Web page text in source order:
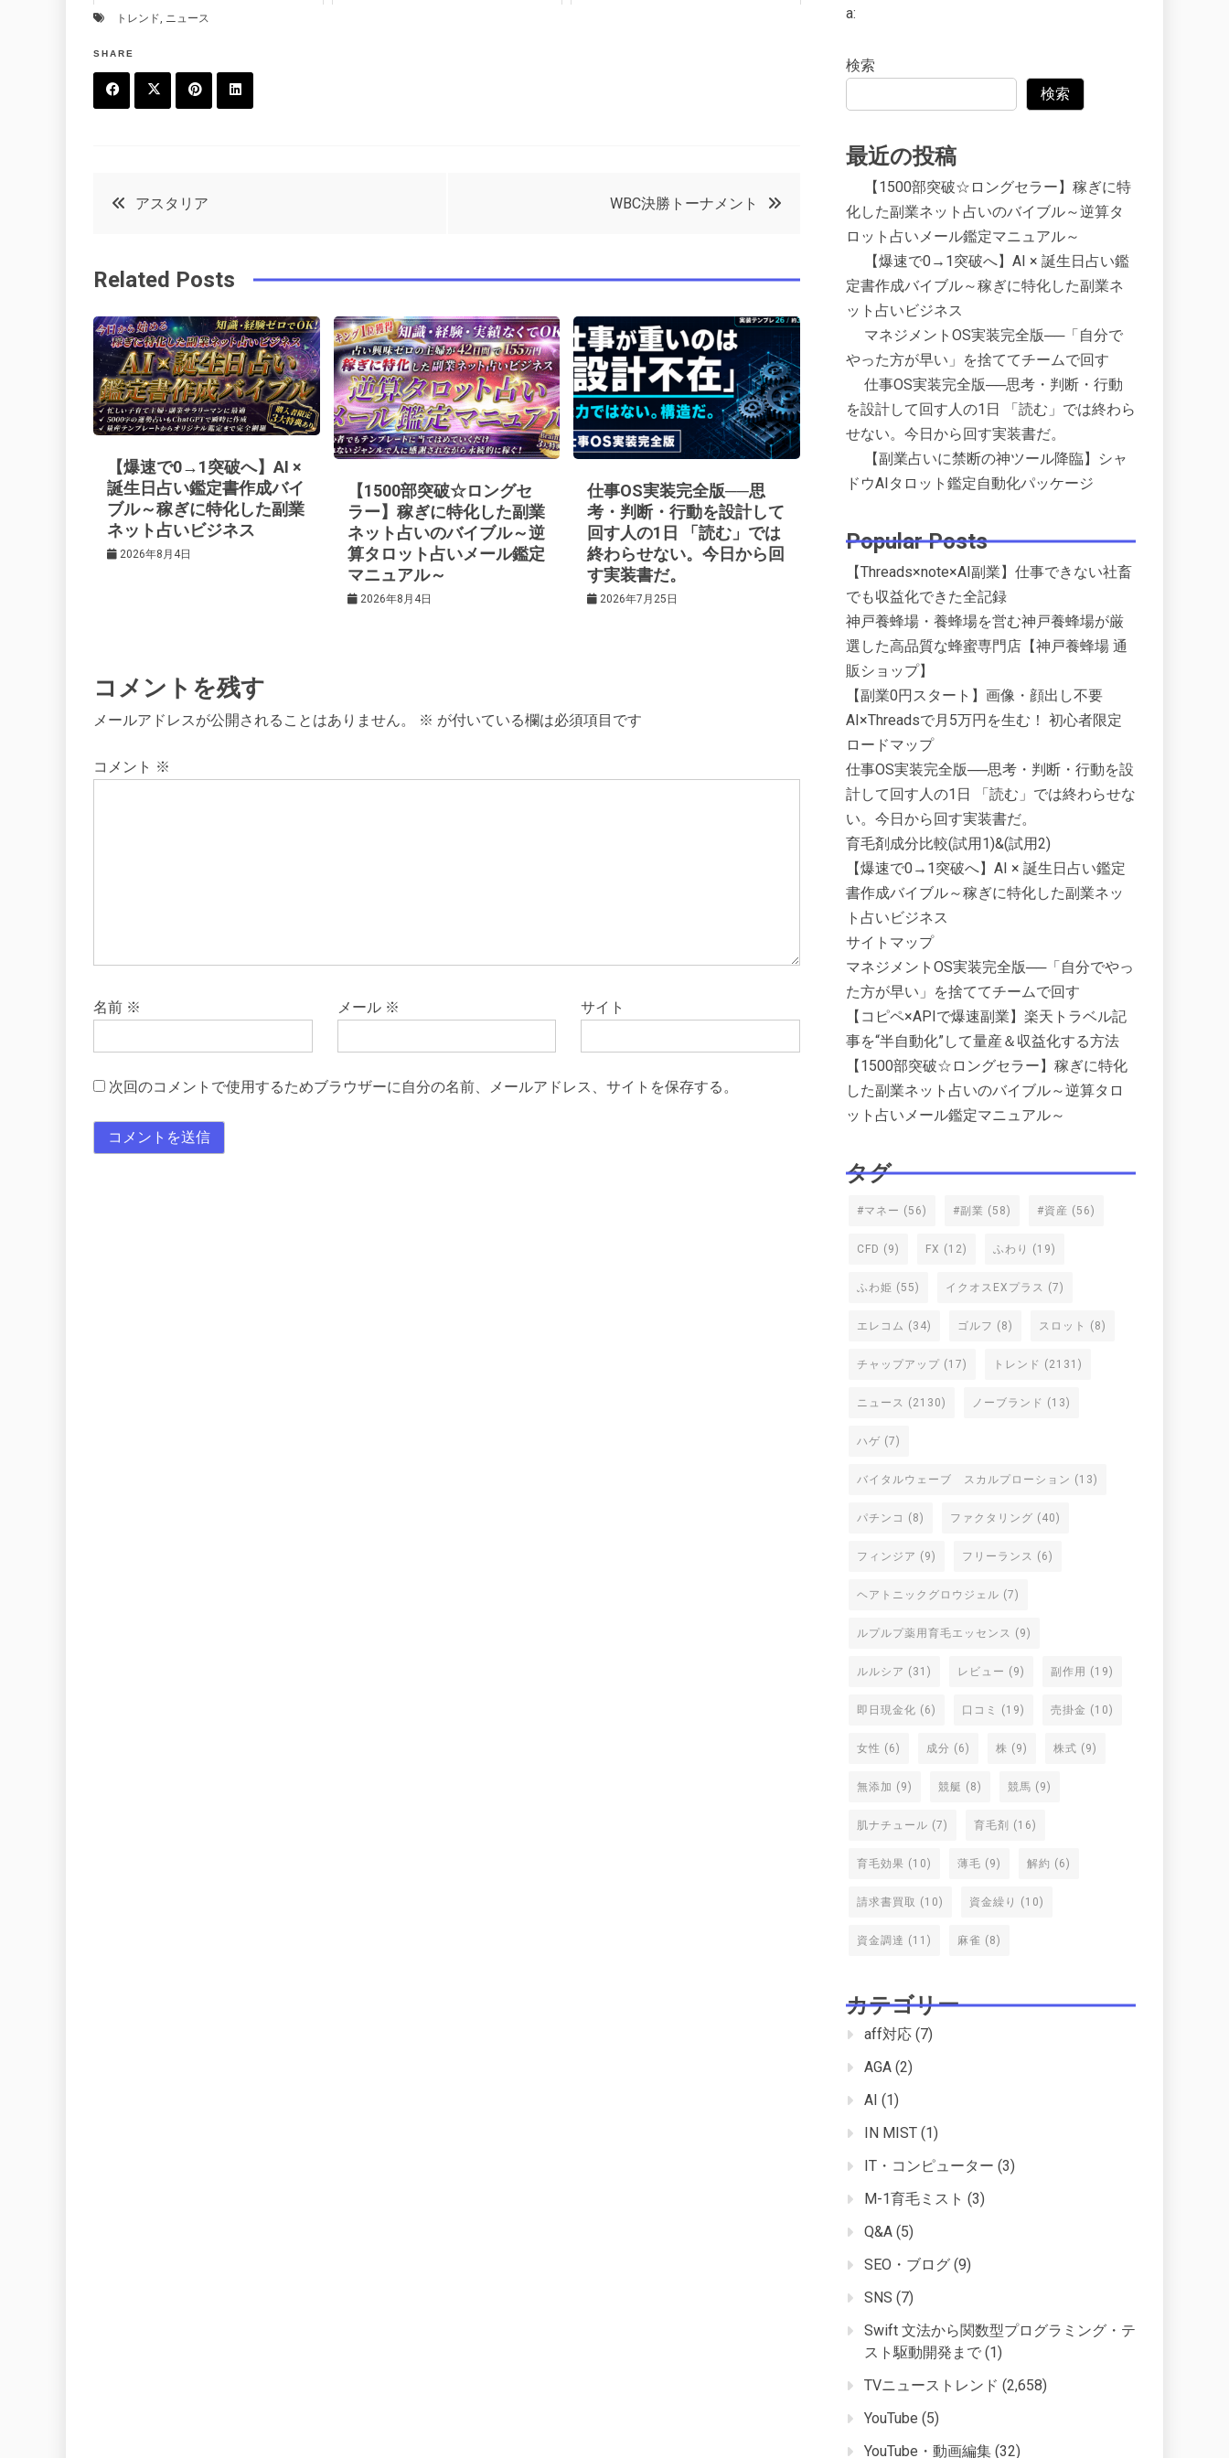
トレンド, ニュース
SHARE
o
k
t
r
e
e
t
in
投
ナ
ビ
ゲ
ー
シ
ョ
アスタリア WBC決勝トーナメント
Related Posts
【爆速で0→1突破へ】AI ×
誕生日占い鑑定書作成バイ
ブル～稼ぎに特化した副業
ネット占いビジネス
2026年8月4日
【1500部突破☆ロングセ
ラー】稼ぎに特化した副業
ネット占いのバイブル～逆
算タロット占いメール鑑定
マニュアル～
2026年8月4日
仕事OS実装完全版──思
考・判断・行動を設計して
回す人の1日 「読む」では
終わらせない。今日から回
す実装書だ。
2026年7月25日
コメントを残す
メールアドレスが公開されることはありません。 ※ が付いている欄は必須項目です
コメント ※
名前 ※ メール ※ サイト
次回のコメントで使用するためブラウザーに自分の名前、メールアドレス、サイトを保存する。
a:
検索
検索
最近の投稿
【1500部突破☆ロングセラー】稼ぎに特
化した副業ネット占いのバイブル～逆算タ
ロット占いメール鑑定マニュアル～
【爆速で0→1突破へ】AI × 誕生日占い鑑
定書作成バイブル～稼ぎに特化した副業ネ
ット占いビジネス
マネジメントOS実装完全版──「自分で
やった方が早い」を捨ててチームで回す
仕事OS実装完全版──思考・判断・行動
を設計して回す人の1日 「読む」では終わら
せない。今日から回す実装書だ。
【副業占いに禁断の神ツール降臨】シャ
ドウAIタロット鑑定自動化パッケージ
Popular Posts
【Threads×note×AI副業】仕事できない社畜
でも収益化できた全記録
神戸養蜂場・養蜂場を営む神戸養蜂場が厳
選した高品質な蜂蜜専門店【神戸養蜂場 通
販ショップ】
【副業0円スタート】画像・顔出し不要
AI×Threadsで月5万円を生む！ 初心者限定
ロードマップ
仕事OS実装完全版──思考・判断・行動を設
計して回す人の1日 「読む」では終わらせな
い。今日から回す実装書だ。
育毛剤成分比較(試用1)&(試用2)
【爆速で0→1突破へ】AI × 誕生日占い鑑定
書作成バイブル～稼ぎに特化した副業ネッ
ト占いビジネス
サイトマップ
マネジメントOS実装完全版──「自分でやっ
た方が早い」を捨ててチームで回す
【コピペ×APIで爆速副業】楽天トラベル記
事を“半自動化”して量産＆収益化する方法
【1500部突破☆ロングセラー】稼ぎに特化
した副業ネット占いのバイブル～逆算タロ
ット占いメール鑑定マニュアル～
タグ
#マネー (56) #副業 (58) #資産 (56)
CFD (9) FX (12) ふわり (19)
ふわ姫 (55) イクオスEXプラス (7)
エレコム (34) ゴルフ (8) スロット (8)
チャップアップ (17) トレンド (2131)
ニュース (2130) ノーブランド (13)
ハゲ (7)
バイタルウェーブ スカルプローション (13)
パチンコ (8) ファクタリング (40)
フィンジア (9) フリーランス (6)
ヘアトニックグロウジェル (7)
ルプルプ薬用育毛エッセンス (9)
ルルシア (31) レビュー (9) 副作用 (19)
即日現金化 (6) 口コミ (19) 売掛金 (10)
女性 (6) 成分 (6) 株 (9) 株式 (9)
無添加 (9) 競艇 (8) 競馬 (9)
肌ナチュール (7) 育毛剤 (16)
育毛効果 (10) 薄毛 (9) 解約 (6)
請求書買取 (10) 資金繰り (10)
資金調達 (11) 麻雀 (8)
カテゴリー
aff対応 (7)
AGA (2)
AI (1)
IN MIST (1)
IT・コンピューター (3)
M-1育毛ミスト (3)
Q&A (5)
SEO・ブログ (9)
SNS (7)
Swift 文法から関数型プログラミング・テ
スト駆動開発まで (1)
TVニューストレンド (2,658)
YouTube (5)
YouTube・動画編集 (32)